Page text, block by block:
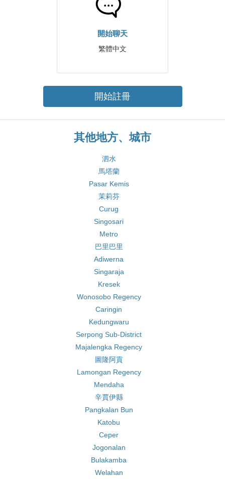
開始聊天
繁體中文
開始註冊
其他地方、城市
泗水
馬塔蘭
Pasar Kemis
茉莉芬
Curug
Singosari
Metro
巴里巴里
Adiwerna
Singaraja
Kresek
Wonosobo Regency
Caringin
Kedungwaru
Serpong Sub-District
Majalengka Regency
圖隆阿貢
Lamongan Regency
Mendaha
辛賈伊縣
Pangkalan Bun
Katobu
Ceper
Jogonalan
Bulakamba
Welahan